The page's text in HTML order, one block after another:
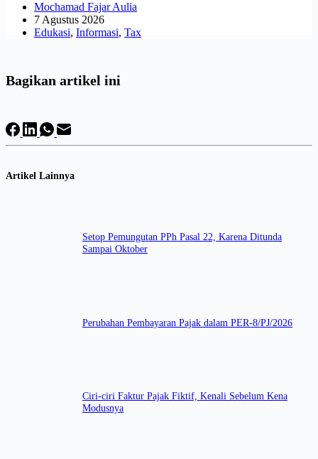
Mochamad Fajar Aulia
7 Agustus 2026
Edukasi, Informasi, Tax
Bagikan artikel ini
Artikel Lainnya
Setop Pemungutan PPh Pasal 22, Karena Ditunda
Sampai Oktober
Perubahan Pembayaran Pajak dalam PER-8/PJ/2026
Ciri-ciri Faktur Pajak Fiktif, Kenali Sebelum Kena
Modusnya